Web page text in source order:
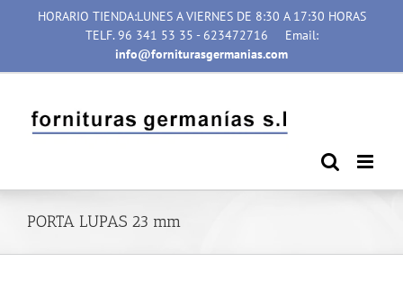
HORARIO TIENDA:LUNES A VIERNES DE 8:30 A 17:30 HORAS
TELF. 96 341 53 35 - 623472716
Email:
info@forniturasgermanias.com
PORTA LUPAS 23 mm